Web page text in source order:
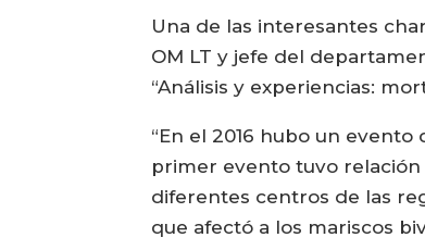
Una de las interesantes
OM LT y jefe del
“Análisis y experiencias:
“En el 2016 hubo un
primer evento tuvo
diferentes centros de las
que afectó a los mariscos